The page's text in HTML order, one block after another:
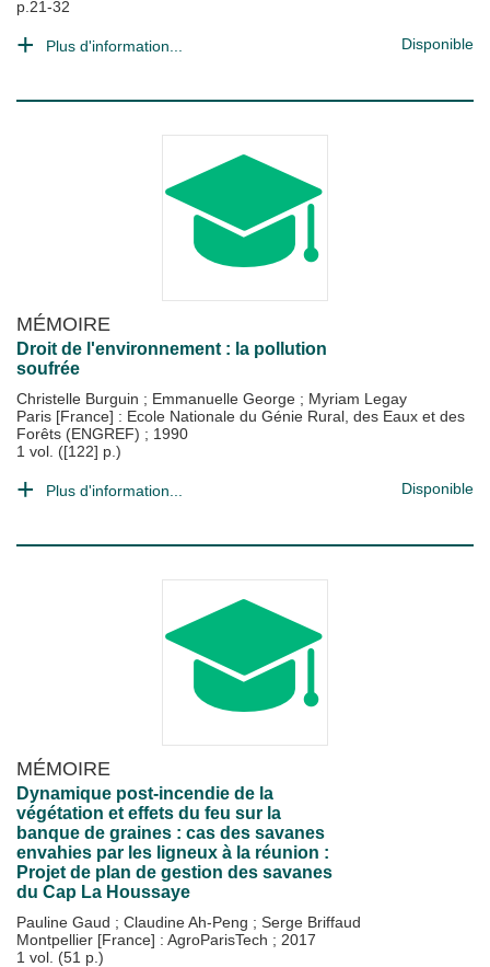
p.21-32
Plus d'information... Disponible
MÉMOIRE
Droit de l'environnement : la pollution
soufrée
Christelle Burguin ; Emmanuelle George ; Myriam Legay
Paris [France] : Ecole Nationale du Génie Rural, des Eaux et des
Forêts (ENGREF) ; 1990
1 vol. ([122] p.)
Plus d'information... Disponible
MÉMOIRE
Dynamique post-incendie de la
végétation et effets du feu sur la
banque de graines : cas des savanes
envahies par les ligneux à la réunion :
Projet de plan de gestion des savanes
du Cap La Houssaye
Pauline Gaud ; Claudine Ah-Peng ; Serge Briffaud
Montpellier [France] : AgroParisTech ; 2017
1 vol. (51 p.)